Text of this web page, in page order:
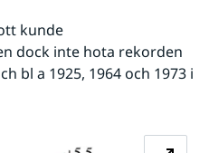
kunde
dock inte hota rekorden
bl a 1925, 1964 och 1973 i